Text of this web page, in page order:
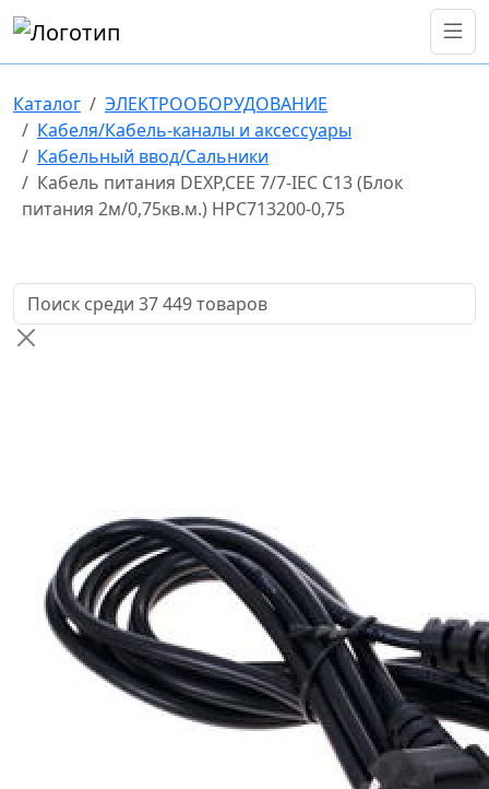
Каталог
ЭЛЕКТРООБОРУДОВАНИЕ
Кабеля/Кабель-каналы и аксессуары
Кабельный ввод/Сальники
Кабель питания DEXP,CEE 7/7-IEC C13 (Блок
питания 2м/0,75кв.м.) HPC713200-0,75
Поиск товаров по названию или артикулу